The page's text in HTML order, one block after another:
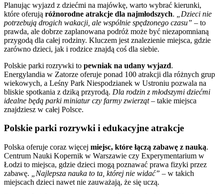
Planując wyjazd z dziećmi na majówkę, warto wybrać kierunki,
które oferują różnorodne atrakcje dla najmłodszych.
„Dzieci nie
potrzebują drogich wakacji, ale wspólnie spędzonego czasu” – to
prawda, ale dobrze zaplanowana podróż może być niezapomnianą
przygodą dla całej rodziny. Kluczem jest znalezienie miejsca, gdzie
zarówno dzieci, jak i rodzice znajdą coś dla siebie.
Polskie parki rozrywki to pewniak na udany wyjazd.
Energylandia w Zatorze oferuje ponad 100 atrakcji dla różnych grup
wiekowych, a Leśny Park Niespodzianek w Ustroniu pozwala na
bliskie spotkania z dziką przyrodą. Dla rodzin z młodszymi dziećmi
idealne będą parki miniatur czy farmy zwierząt– takie miejsca
znajdziesz w całej Polsce.
Polskie parki rozrywki i edukacyjne atrakcje
Polska oferuje coraz więcej miejsc, które łączą zabawę z nauką.
Centrum Nauki Kopernik w Warszawie czy Experymentarium w
Łodzi to miejsca, gdzie dzieci mogą poznawać prawa fizyki przez
zabawę.
„Najlepsza nauka to ta, której nie widać” – w takich
miejscach dzieci nawet nie zauważają, że się uczą.